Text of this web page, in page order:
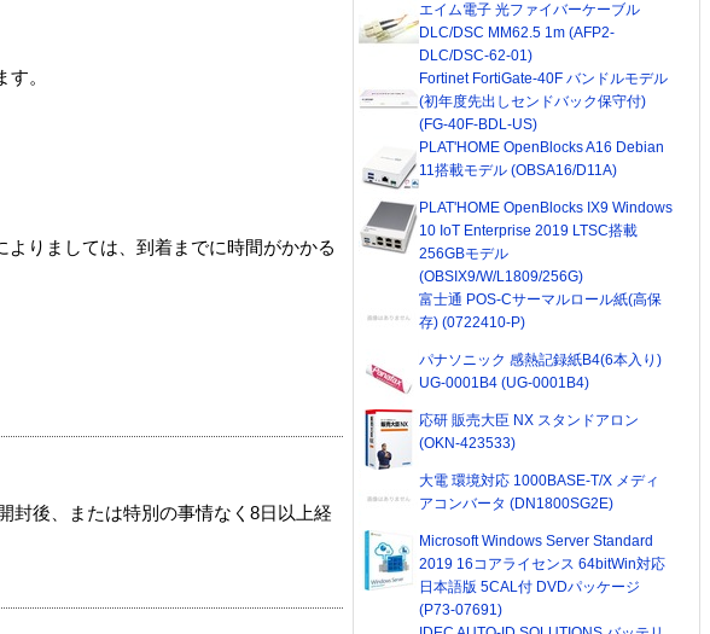
。
りましては、到着までに時間がかかる
封後、または特別の事情なく8日以上経
エイム電子 光ファイバーケーブル
DLC/DSC MM62.5 1m (AFP2-
DLC/DSC-62-01)
Fortinet FortiGate-40F バンドルモデル
(初年度先出しセンドバック保守付)
(FG-40F-BDL-US)
PLAT'HOME OpenBlocks A16 Debian
11搭載モデル (OBSA16/D11A)
PLAT'HOME OpenBlocks IX9 Windows
10 IoT Enterprise 2019 LTSC搭載
256GBモデル
(OBSIX9/W/L1809/256G)
富士通 POS-Cサーマルロール紙(高保
存) (0722410-P)
パナソニック 感熱記録紙B4(6本入り)
UG-0001B4 (UG-0001B4)
応研 販売大臣 NX スタンドアロン
(OKN-423533)
大電 環境対応 1000BASE-T/X メディ
アコンバータ (DN1800SG2E)
Microsoft Windows Server Standard
2019 16コアライセンス 64bitWin対応
日本語版 5CAL付 DVDパッケージ
(P73-07691)